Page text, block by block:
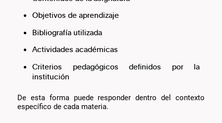
Objetivos de aprendizaje
Bibliografía utilizada
Actividades académicas
Criterios pedagógicos definidos por la
institución
De esta forma puede responder dentro del contexto
específico de cada materia.